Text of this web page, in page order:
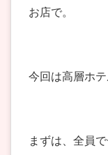
お店で。
今回は高層ホテ
まずは、全員